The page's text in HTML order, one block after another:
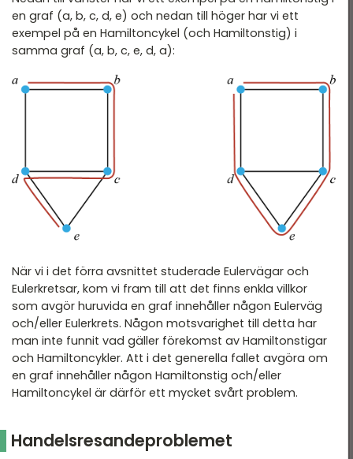
en graf (a, b, c, d, e) och nedan till höger har vi ett
exempel på en Hamiltoncykel (och Hamiltonstig) i
samma graf (a, b, c, e, d, a):
När vi i det förra avsnittet studerade Eulervägar och
Eulerkretsar, kom vi fram till att det finns enkla villkor
som avgör huruvida en graf innehåller någon Eulerväg
och/eller Eulerkrets. Någon motsvarighet till detta har
man inte funnit vad gäller förekomst av Hamiltonstigar
och Hamiltoncykler. Att i det generella fallet avgöra om
en graf innehåller någon Hamiltonstig och/eller
Hamiltoncykel är därför ett mycket svårt problem.
Handelsresandeproblemet